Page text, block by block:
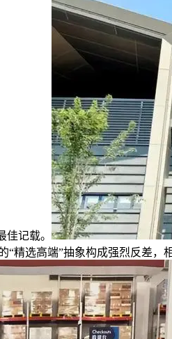
记载。
精选高端”抽象构成强烈反差，